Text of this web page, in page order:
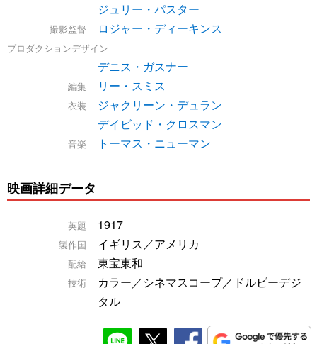
ジュリー・パスター
撮影監督 ロジャー・ディーキンス
プロダクションデザイン
デニス・ガスナー
編集 リー・スミス
衣装
ジャクリーン・デュラン
デイビッド・クロスマン
音楽 トーマス・ニューマン
映画詳細データ
英題 1917
製作国 イギリス／アメリカ
配給 東宝東和
技術
カラー／シネマスコープ／ドルビーデジ
タル